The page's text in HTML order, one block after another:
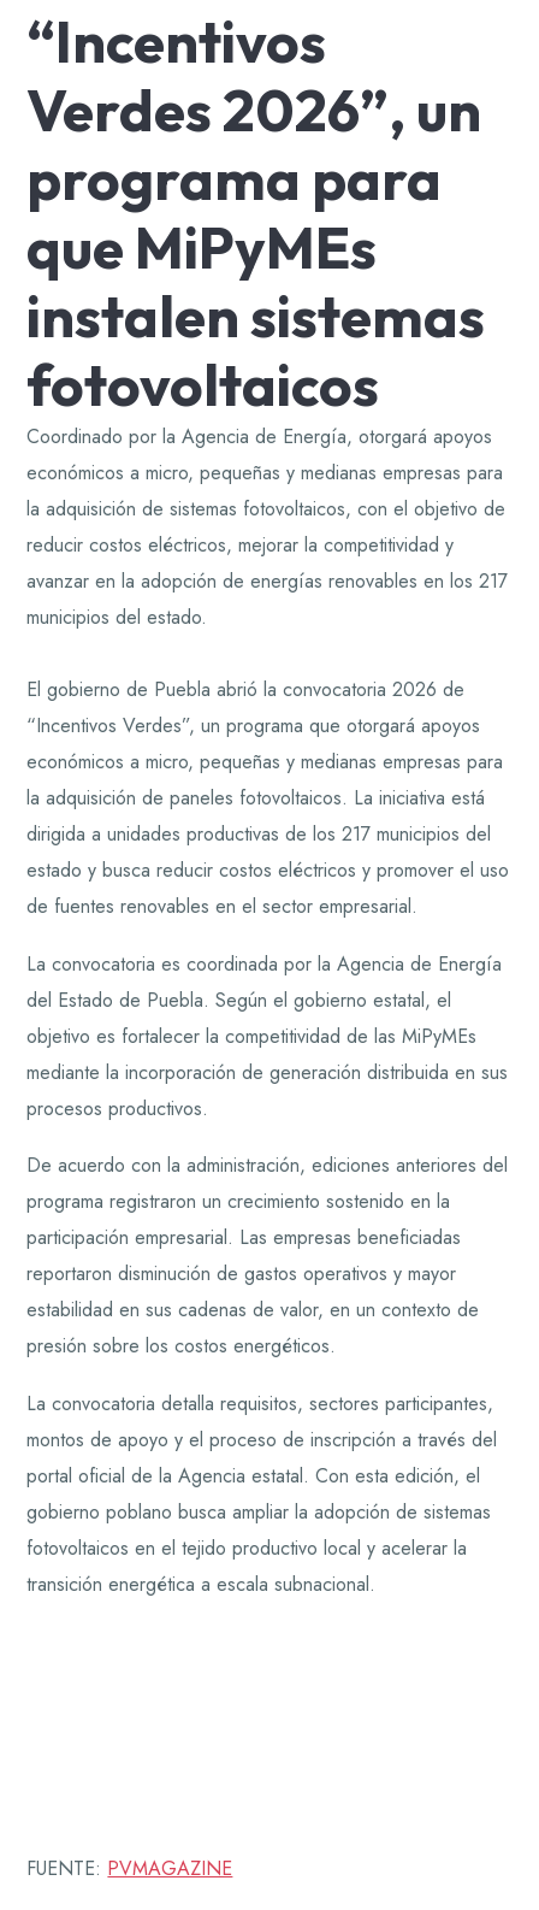
“Incentivos
Verdes 2026”, un
programa para
que MiPyMEs
instalen sistemas
fotovoltaicos
Coordinado por la Agencia de Energía, otorgará apoyos
económicos a micro, pequeñas y medianas empresas para
la adquisición de sistemas fotovoltaicos, con el objetivo de
reducir costos eléctricos, mejorar la competitividad y
avanzar en la adopción de energías renovables en los 217
municipios del estado.
El gobierno de Puebla abrió la convocatoria 2026 de
“Incentivos Verdes”, un programa que otorgará apoyos
económicos a micro, pequeñas y medianas empresas para
la adquisición de paneles fotovoltaicos. La iniciativa está
dirigida a unidades productivas de los 217 municipios del
estado y busca reducir costos eléctricos y promover el uso
de fuentes renovables en el sector empresarial.
La convocatoria es coordinada por la Agencia de Energía
del Estado de Puebla. Según el gobierno estatal, el
objetivo es fortalecer la competitividad de las MiPyMEs
mediante la incorporación de generación distribuida en sus
procesos productivos.
De acuerdo con la administración, ediciones anteriores del
programa registraron un crecimiento sostenido en la
participación empresarial. Las empresas beneficiadas
reportaron disminución de gastos operativos y mayor
estabilidad en sus cadenas de valor, en un contexto de
presión sobre los costos energéticos.
La convocatoria detalla requisitos, sectores participantes,
montos de apoyo y el proceso de inscripción a través del
portal oficial de la Agencia estatal. Con esta edición, el
gobierno poblano busca ampliar la adopción de sistemas
fotovoltaicos en el tejido productivo local y acelerar la
transición energética a escala subnacional.
FUENTE: PVMAGAZINE